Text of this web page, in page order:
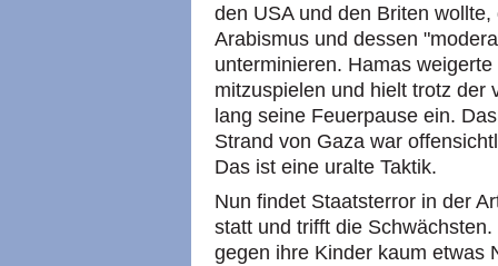
den USA und den Briten
Arabismus und dessen
unterminieren. Hamas
mitzuspielen und hielt trotz der
lang seine Feuerpause ein.
Strand von Gaza war
Das ist eine uralte Taktik.
Nun findet Staatsterror in der
statt und trifft die
gegen ihre Kinder kaum etwas